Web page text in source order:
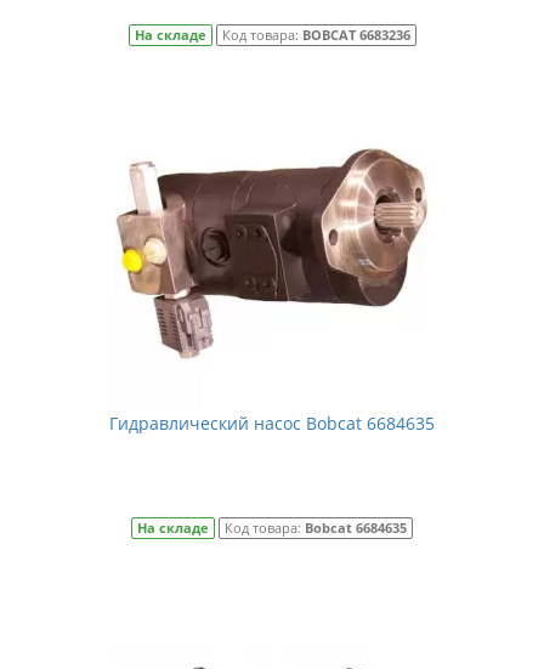
На складе Код товара: BOBCAT 6683236
Гидравлический насос Bobcat 6684635
На складе Код товара: Bobcat 6684635